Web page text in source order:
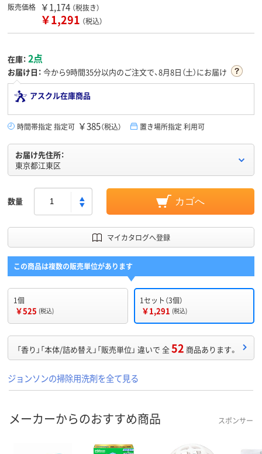
販売価格 ￥1,174 （税抜き）
￥1,291 （税込）
在庫： 2点
お届け日： 今から9時間35分以内のご注文で、8月8日（土）にお届け
アスクル在庫商品
時間帯指定 指定可 ￥385（税込） 置き場所指定 利用可
お届け先住所：
東京都江東区
数量 カゴへ
マイカタログへ登録
この商品は複数の販売単位があります
1個
￥525 (税込)
1セット（3個）
￥1,291 (税込)
「香り」「本体/詰め替え」「販売単位」 違いで 全52 商品あります。
ジョンソンの掃除用洗剤を全て見る
メーカーからのおすすめ商品 スポンサー